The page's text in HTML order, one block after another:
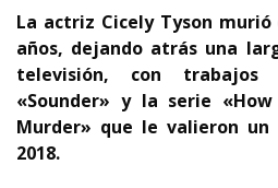
La actriz Cicely Tyson
años, dejando atrás una
televisión, con
«Sounder» y la serie
Murder» que le valieron un
2018.